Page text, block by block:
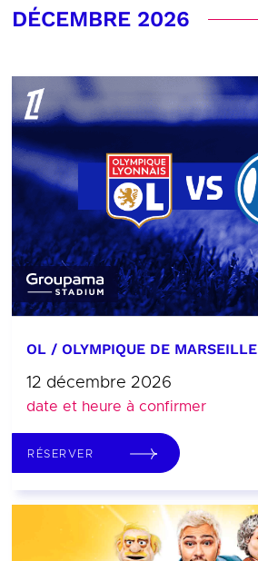
DÉCEMBRE 2026
OL / OLYMPIQUE DE MARSEILLE
12 décembre 2026
date et heure à confirmer
RÉSERVER